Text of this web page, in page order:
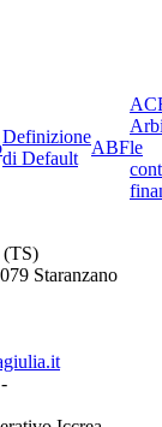
Definizione
di Default
ABFle
(TS)
Staranzano